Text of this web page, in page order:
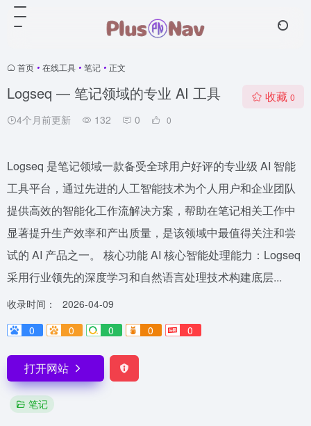
首页 • 在线工具 • 笔记 • 正文
Logseq — 笔记领域的专业 AI 工具
4个月前更新 132 0 0
收藏 0
Logseq 是笔记领域一款备受全球用户好评的专业级 AI 智能
工具平台，通过先进的人工智能技术为个人用户和企业团队
提供高效的智能化工作流解决方案，帮助在笔记相关工作中
显著提升生产效率和产出质量，是该领域中最值得关注和尝
试的 AI 产品之一。 核心功能 AI 核心智能处理能力：Logseq
采用行业领先的深度学习和自然语言处理技术构建底层...
收录时间：
2026-04-09
0
0 0 0 0
打开网站
笔记